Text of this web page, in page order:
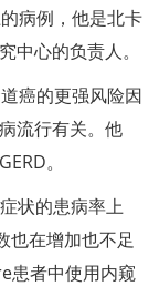
病例，他是北卡
中心的负责人。
癌的更强风险因
流行有关。他
。
状的患病率上
也在增加也不足
患者中使用内窥